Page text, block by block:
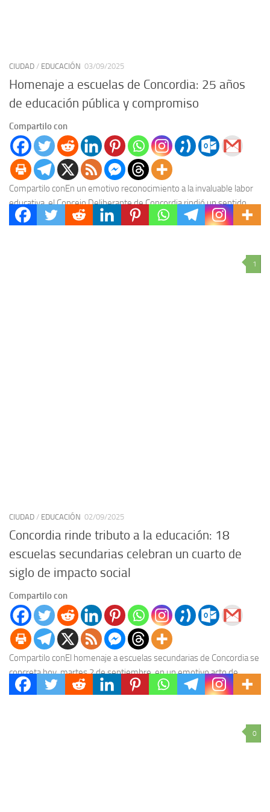
CIUDAD / EDUCACIÓN 03/09/2025
Homenaje a escuelas de Concordia: 25 años
de educación pública y compromiso
Compartilo con
Compartilo conEn un emotivo reconocimiento a la invaluable labor
educativa, el Concejo Deliberante de Concordia rindió un sentido
homenaje a escuelas de Concordia por 25...
1
CIUDAD / EDUCACIÓN 02/09/2025
Concordia rinde tributo a la educación: 18
escuelas secundarias celebran un cuarto de
siglo de impacto social
Compartilo con
Compartilo conEl homenaje a escuelas secundarias de Concordia se
concreta hoy, martes 2 de septiembre, en un emotivo acto de
reconocimiento impulsado por el Concejo...
0